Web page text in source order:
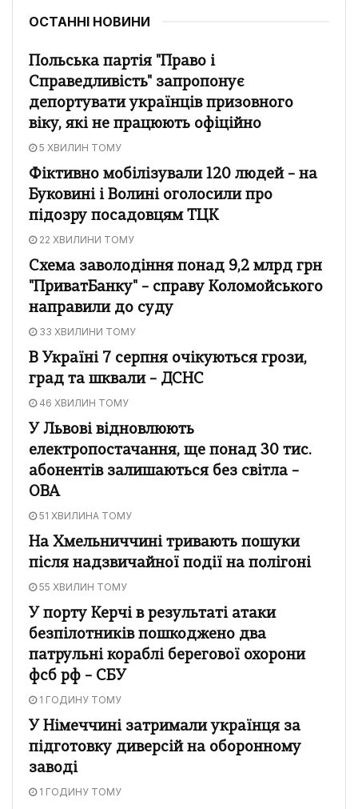
ОСТАННІ НОВИНИ
Польська партія "Право і
Справедливість" запропонує
депортувати українців призовного
віку, які не працюють офіційно
5 ХВИЛИН ТОМУ
Фіктивно мобілізували 120 людей – на
Буковині і Волині оголосили про
підозру посадовцям ТЦК
22 ХВИЛИНИ ТОМУ
Схема заволодіння понад 9,2 млрд грн
"ПриватБанку" – справу Коломойського
направили до суду
33 ХВИЛИНИ ТОМУ
В Україні 7 серпня очікуються грози,
град та шквали – ДСНС
46 ХВИЛИН ТОМУ
У Львові відновлюють
електропостачання, ще понад 30 тис.
абонентів залишаються без світла –
ОВА
51 ХВИЛИНА ТОМУ
На Хмельниччині тривають пошуки
після надзвичайної події на полігоні
55 ХВИЛИН ТОМУ
У порту Керчі в результаті атаки
безпілотників пошкоджено два
патрульні кораблі берегової охорони
фсб рф – СБУ
1 ГОДИНУ ТОМУ
У Німеччині затримали українця за
підготовку диверсій на оборонному
заводі
1 ГОДИНУ ТОМУ